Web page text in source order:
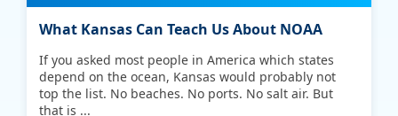
What Kansas Can Teach Us About NOAA
If you asked most people in America which states
depend on the ocean, Kansas would probably not
top the list. No beaches. No ports. No salt air. But
that is ...